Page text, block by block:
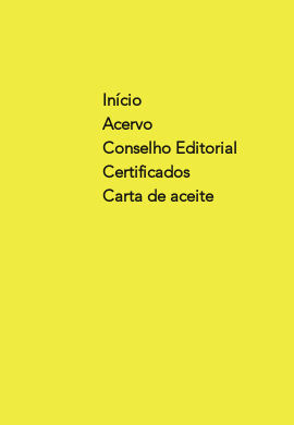
Início
Acervo
Conselho Editorial
Certificados
Carta de aceite